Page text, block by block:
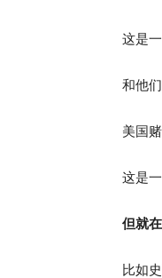
这是
和他
美国
这是
但就
比如